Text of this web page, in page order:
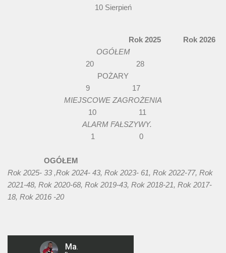
10 Sierpień
Rok 2025 Rok 2026
OGÓŁEM
20 28
POŻARY
9 17
MIEJSCOWE ZAGROŻENIA
10 11
ALARM FAŁSZYWY.
1 0
OGÓŁEM
Rok 2025- 33 ,Rok 2024- 43, Rok 2023- 61, Rok 2022-77, Rok
2021-48, Rok 2020-68, Rok 2019-43, Rok 2018-21, Rok 2017-
18, Rok 2016 -20